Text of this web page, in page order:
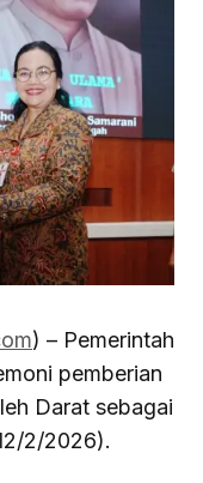
) – Pemerintah
pemberian
Darat sebagai
2/2026).